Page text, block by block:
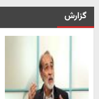
گزارش